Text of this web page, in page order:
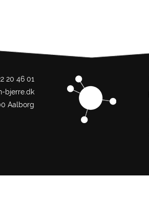
20 46 01
bjerre.dk
Aalborg